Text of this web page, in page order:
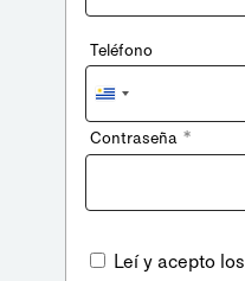
Teléfono
Uruguay
+598
Contraseña *
Leí y acepto los